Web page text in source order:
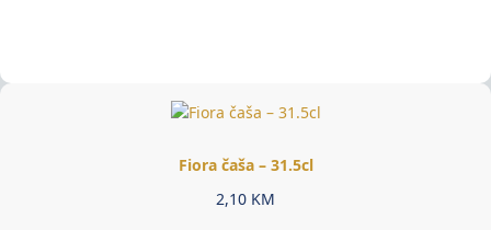
Fiora čaša – 31.5cl
2,10 KM